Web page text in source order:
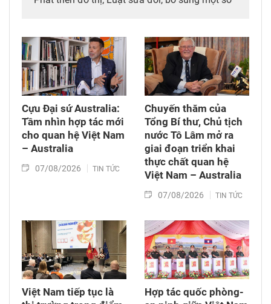
nghiệp và môi trường; Luật sửa đổi, bổ sung
một số điều của Luật Tần số vô tuyến điện,
Luật Viễn thông, Luật Giao dịch điện tử và Luật
Chuyển giao công nghệ. Sau đó, Quốc hội thảo
luận ở tổ về 3 dự án Luật trên.
Cựu Đại sứ Australia:
Tầm nhìn hợp tác mới
cho quan hệ Việt Nam
– Australia
07/08/2026 TIN TỨC
Chuyến thăm của
Tổng Bí thư, Chủ tịch
nước Tô Lâm mở ra
giai đoạn triển khai
thực chất quan hệ
Việt Nam – Australia
07/08/2026 TIN TỨC
Việt Nam tiếp tục là
Hợp tác quốc phòng-